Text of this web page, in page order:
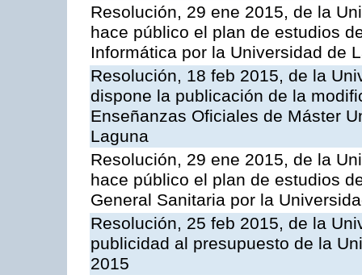
Resolución, 29 ene 2015, de la
hace público el plan de estudios
Informática por la Universidad de
Resolución, 18 feb 2015, de la
dispone la publicación de la
Enseñanzas Oficiales de Máster
Laguna
Resolución, 29 ene 2015, de la
hace público el plan de estudios
General Sanitaria por la
Resolución, 25 feb 2015, de la
publicidad al presupuesto de la
2015